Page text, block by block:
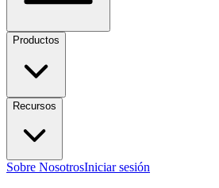
Productos
Recursos
Sobre NosotrosIniciar sesión